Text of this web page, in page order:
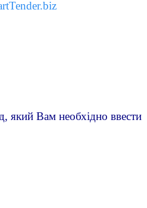
який Вам необхідно ввести